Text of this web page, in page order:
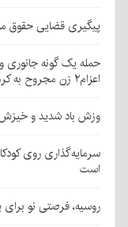
پیگیری قضایی حقوق
حمله یک گونه جانوری
اعزام۲ زن مجروح به کرمان
وزش باد شدید و خیزش
سرمایه‌گذاری روی
است
روسیه، فرصتی نو برای